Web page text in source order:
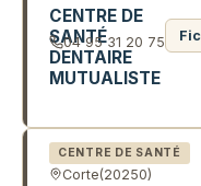
CENTRE DE
SANTÉ
DENTAIRE
MUTUALISTE
04 95 31 20 75
CENTRE DE SANTÉ
Corte(20250)